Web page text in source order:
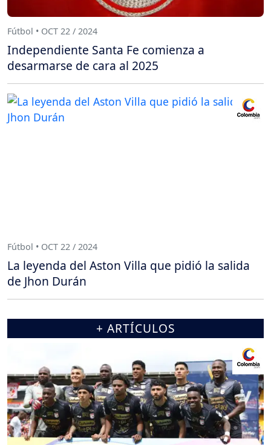
Fútbol • OCT 22 / 2024
Independiente Santa Fe comienza a
desarmarse de cara al 2025
Fútbol • OCT 22 / 2024
La leyenda del Aston Villa que pidió la salida
de Jhon Durán
+ ARTÍCULOS